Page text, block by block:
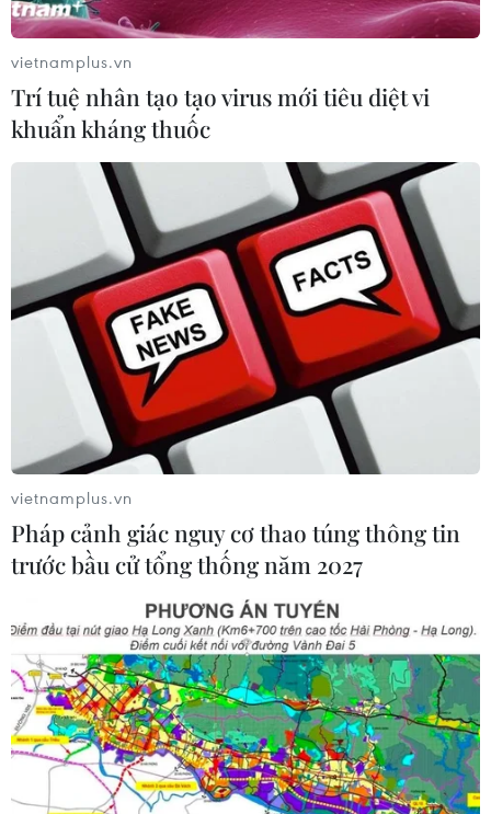
Trung Quốc tiếp tục kêu gọi ngừng triển
khai THAAD tại Hàn Quốc
16/11/2016 23:46
Trung Quốc thúc giục các bên lưu ý tới mối quan ngại
của Bắc Kinh và ngừng ngay quá trình triển khai này,
đồng thời cho biết sẽ tiến hành các biện pháp cần thiết
để bảo vệ an ninh của mình.
Hàn Quốc: Đảng đối lập chính đề nghị
hoãn triển khai THAAD
vietnamplus.vn
Trí tuệ nhân tạo tạo virus mới tiêu diệt vi
khuẩn kháng thuốc
vietnamplus.vn
Pháp cảnh giác nguy cơ thao túng thông tin
trước bầu cử tổng thống năm 2027